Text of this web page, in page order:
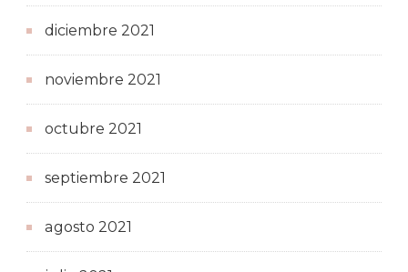
diciembre 2021
noviembre 2021
octubre 2021
septiembre 2021
agosto 2021